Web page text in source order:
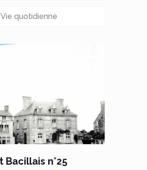
Vie quotidienne
Bacillais n°25